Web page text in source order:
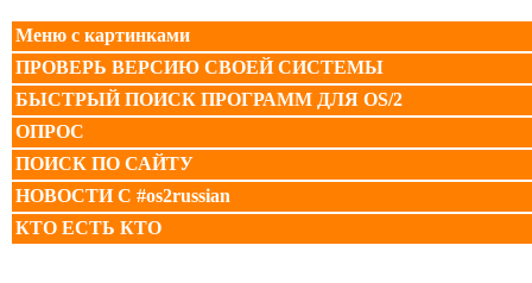
Меню с картинками
ПРОВЕРЬ ВЕРСИЮ СВОЕЙ СИСТЕМЫ
БЫСТРЫЙ ПОИСК ПРОГРАММ ДЛЯ OS/2
ОПРОС
ПОИСК ПО САЙТУ
НОВОСТИ С #os2russian
КТО ЕСТЬ КТО